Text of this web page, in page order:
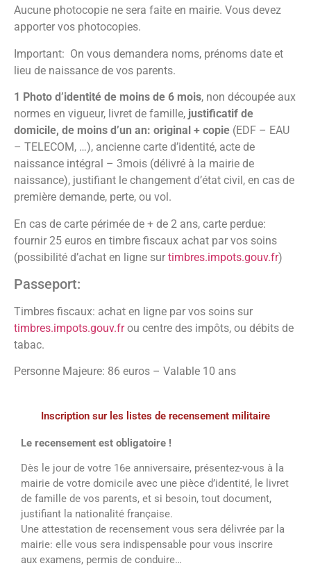
Aucune photocopie ne sera faite en mairie. Vous devez
apporter vos photocopies.
Important: On vous demandera noms, prénoms date et
lieu de naissance de vos parents.
1 Photo d’identité de moins de 6 mois, non découpée aux
normes en vigueur, livret de famille, justificatif de
domicile, de moins d’un an: original + copie (EDF – EAU
– TELECOM, …), ancienne carte d’identité, acte de
naissance intégral – 3mois (délivré à la mairie de
naissance), justifiant le changement d’état civil, en cas de
première demande, perte, ou vol.
En cas de carte périmée de + de 2 ans, carte perdue:
fournir 25 euros en timbre fiscaux achat par vos soins
(possibilité d’achat en ligne sur timbres.impots.gouv.fr)
Passeport:
Timbres fiscaux: achat en ligne par vos soins sur
timbres.impots.gouv.frou centre des impôts, ou débits de
tabac.
Personne Majeure: 86 euros – Valable 10 ans
Inscription sur les listes de recensement militaire
Le recensement est obligatoire !
Dès le jour de votre 16e anniversaire, présentez-vous à la
mairie de votre domicile avec une pièce d’identité, le livret
de famille de vos parents, et si besoin, tout document,
justifiant la nationalité française.
Une attestation de recensement vous sera délivrée par la
mairie: elle vous sera indispensable pour vous inscrire
aux examens, permis de conduire…